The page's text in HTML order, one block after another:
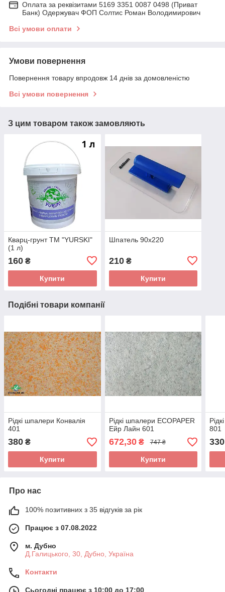
Оплата за реквізитами 5169 3351 0087 0498 (Приват
Банк) Одержувач ФОП Солтис Роман Володимирович
Всі умови оплати
Умови повернення
Повернення товару впродовж 14 днів за домовленістю
Всі умови повернення
З цим товаром також замовляють
Кварц-грунт TM "YURSKI"
(1 л)
160 ₴
Купити
Шпатель 90х220
210₴
Купити
Подібні товари компанії
Рідкі шпалери Конвалія
401
380 ₴
Купити
Рідкі шпалери ECOPAPER
Ейр Лайн 601
672,30₴ 747 ₴
Купити
801
330
Про нас
100% позитивних з 35 відгуків за рік
Працює з 07.08.2022
м. Дубно
Д.Галицького, 30, Дубно, Україна
Контакти
Сьогодні працює з 10:00 до 17:00